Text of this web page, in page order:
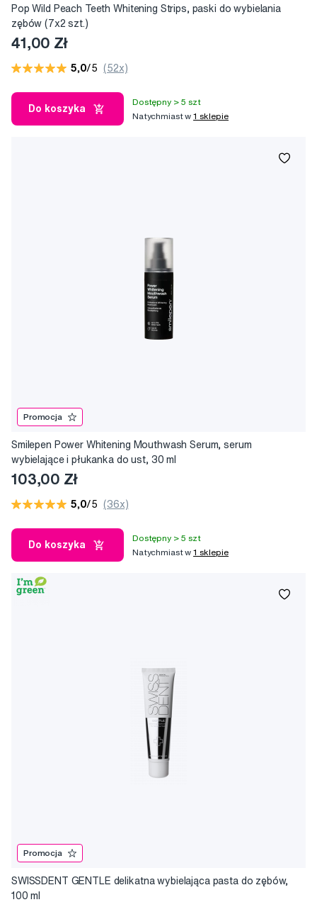
Pop Wild Peach Teeth Whitening Strips, paski do wybielania
zębów (7x2 szt.)
41,00 Zł
5,0/5 (52x)
Do koszyka
Dostępny > 5 szt
Natychmiast w1 sklepie
Promocja
Smilepen Power Whitening Mouthwash Serum, serum
wybielające i płukanka do ust, 30 ml
103,00 Zł
5,0/5 (36x)
Do koszyka
Dostępny > 5 szt
Natychmiast w1 sklepie
Promocja
SWISSDENT GENTLE delikatna wybielająca pasta do zębów,
100 ml